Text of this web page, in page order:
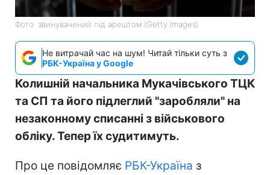
Фото: звинувачений під арештом (Getty Images)
Не витрачай час на шум! Читай тільки суть з
РБК-Україна у Google
Колишній начальника Мукачівського ТЦК
та СП та його підлеглий "заробляли" на
незаконному списанні з військового
обліку. Тепер їх судитимуть.
Про це повідомляє РБК-Україна з